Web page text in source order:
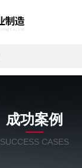
成功案例
SUCCESS CASES